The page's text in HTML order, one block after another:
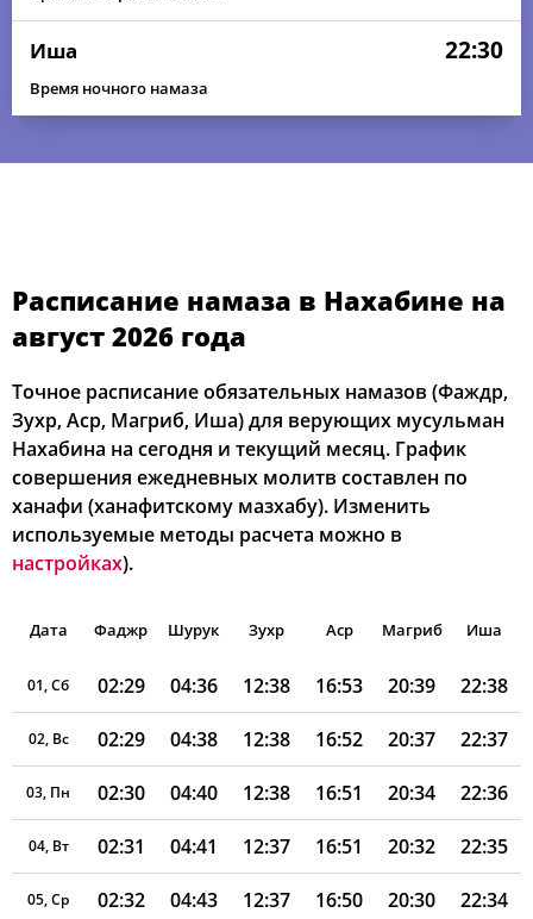
Иша 22:30
Время ночного намаза
Расписание намаза в Нахабине на
август 2026 года
Точное расписание обязательных намазов (Фаждр,
Зухр, Аср, Магриб, Иша) для верующих мусульман
Нахабина на сегодня и текущий месяц. График
совершения ежедневных молитв составлен по
ханафи (ханафитскому мазхабу). Изменить
используемые методы расчета можно в
настройках).
Дата Фаджр Шурук Зухр Аср Магриб Иша
01, Сб 02:29 04:36 12:38 16:53 20:39 22:38
02, Вс 02:29 04:38 12:38 16:52 20:37 22:37
03, Пн 02:30 04:40 12:38 16:51 20:34 22:36
04, Вт 02:31 04:41 12:37 16:51 20:32 22:35
05, Ср 02:32 04:43 12:37 16:50 20:30 22:34